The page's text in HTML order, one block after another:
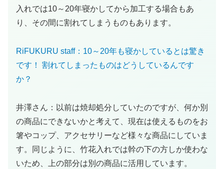
入れでは10～20年寝かしてから加工する場合もあ
り、その間に割れてしまうものもあります。
RiFUKURU staff：10～20年も寝かしているとは驚き
です！ 割れてしまったものはどうしているんです
か？
井澤さん：以前は焼却処分していたのですが、何か別
の商品にできないかと考えて、現在は使えるものをお
箸やコップ、アクセサリーなど様々な商品にしていま
す。同じように、竹花入れでは幹の下の方しか使わな
いため、上の部分は別の商品に活用しています。